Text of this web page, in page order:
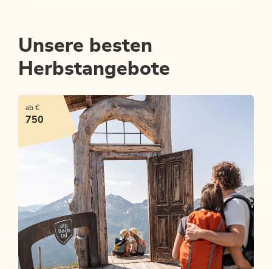
Unsere besten
Herbstangebote
ab €
750